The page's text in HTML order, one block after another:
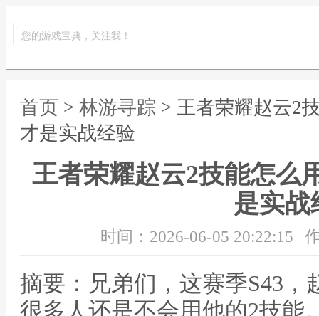
您的游戏宝典，关注我！
首页 > 林游寻踪 > 王者荣耀赵云2
才是实战经验
王者荣耀赵云2技能怎么
是实战
时间：2026-06-05 20:22:15
摘要：兄弟们，这赛季S43
很多人还是不会用他的2技能